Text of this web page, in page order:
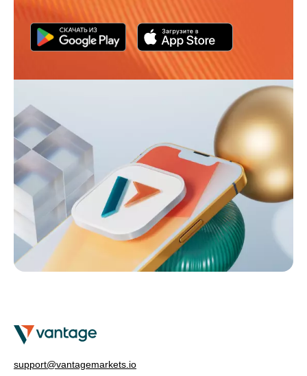
support@vantagemarkets.io